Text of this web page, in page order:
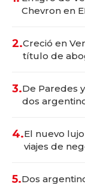
Chevron en
2.Creció en
título de
3.De Paredes
dos
4.El nuevo
viajes de
5.Dos